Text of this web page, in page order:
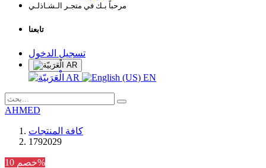
مرحباً بـك في متجـر الـشـاذلـي
تابعنا
تسجيل الدخول
AR
AR EN
AHMED
كافة المنتجات
1792029
خصم 10%